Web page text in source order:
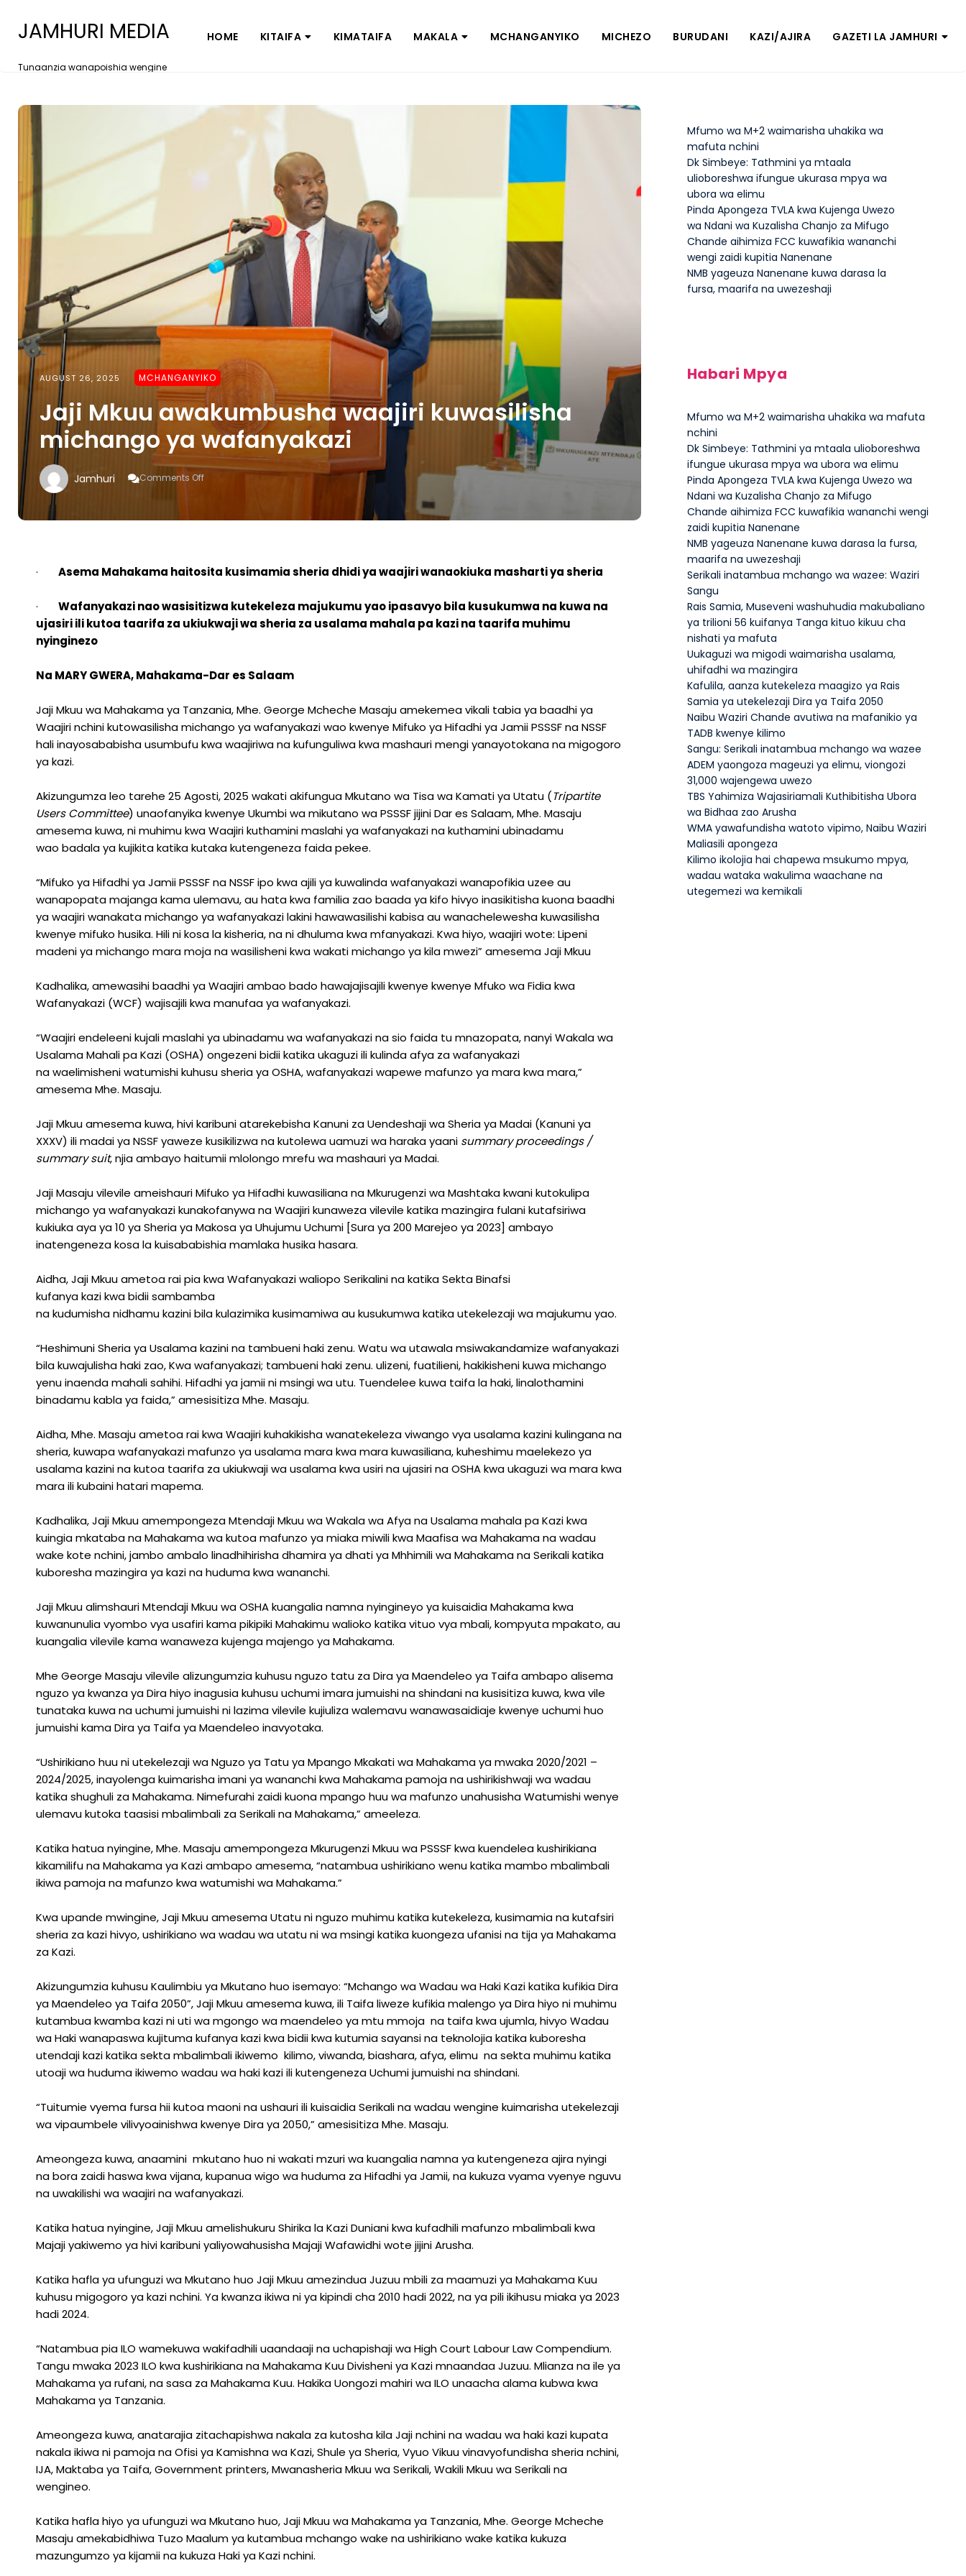
JAMHURI MEDIA
Tunaanzia wanapoishia wengine
HOME KITAIFA KIMATAIFA MAKALA MCHANGANYIKO MICHEZO BURUDANI KAZI/AJIRA GAZETI LA JAMHURI
AUGUST 26, 2025 MCHANGANYIKO
Jaji Mkuu awakumbusha waajiri kuwasilisha
michango ya wafanyakazi
Jamhuri Comments Off
On
Ya
Wafanyakazi
· Asema Mahakama haitosita kusimamia sheria dhidi ya waajiri wanaokiuka masharti ya sheria
· Wafanyakazi nao wasisitizwa kutekeleza majukumu yao ipasavyo bila kusukumwa na kuwa na
ujasiri ili kutoa taarifa za ukiukwaji wa sheria za usalama mahala pa kazi na taarifa muhimu
nyinginezo
Na MARY GWERA, Mahakama-Dar es Salaam
Jaji Mkuu wa Mahakama ya Tanzania, Mhe. George Mcheche Masaju amekemea vikali tabia ya baadhi ya
Waajiri nchini kutowasilisha michango ya wafanyakazi wao kwenye Mifuko ya Hifadhi ya Jamii PSSSF na NSSF
hali inayosababisha usumbufu kwa waajiriwa na kufunguliwa kwa mashauri mengi yanayotokana na migogoro
ya kazi.
Akizungumza leo tarehe 25 Agosti, 2025 wakati akifungua Mkutano wa Tisa wa Kamati ya Utatu (Tripartite
Users Committee) unaofanyika kwenye Ukumbi wa mikutano wa PSSSF jijini Dar es Salaam, Mhe. Masaju
amesema kuwa, ni muhimu kwa Waajiri kuthamini maslahi ya wafanyakazi na kuthamini ubinadamu
wao badala ya kujikita katika kutaka kutengeneza faida pekee.
“Mifuko ya Hifadhi ya Jamii PSSSF na NSSF ipo kwa ajili ya kuwalinda wafanyakazi wanapofikia uzee au
wanapopata majanga kama ulemavu, au hata kwa familia zao baada ya kifo hivyo inasikitisha kuona baadhi
ya waajiri wanakata michango ya wafanyakazi lakini hawawasilishi kabisa au wanachelewesha kuwasilisha
kwenye mifuko husika. Hili ni kosa la kisheria, na ni dhuluma kwa mfanyakazi. Kwa hiyo, waajiri wote: Lipeni
madeni ya michango mara moja na wasilisheni kwa wakati michango ya kila mwezi” amesema Jaji Mkuu
Kadhalika, amewasihi baadhi ya Waajiri ambao bado hawajajisajili kwenye kwenye Mfuko wa Fidia kwa
Wafanyakazi (WCF) wajisajili kwa manufaa ya wafanyakazi.
“Waajiri endeleeni kujali maslahi ya ubinadamu wa wafanyakazi na sio faida tu mnazopata, nanyi Wakala wa
Usalama Mahali pa Kazi (OSHA) ongezeni bidii katika ukaguzi ili kulinda afya za wafanyakazi
na waelimisheni watumishi kuhusu sheria ya OSHA, wafanyakazi wapewe mafunzo ya mara kwa mara,”
amesema Mhe. Masaju.
Jaji Mkuu amesema kuwa, hivi karibuni atarekebisha Kanuni za Uendeshaji wa Sheria ya Madai (Kanuni ya
XXXV) ili madai ya NSSF yaweze kusikilizwa na kutolewa uamuzi wa haraka yaani summary proceedings /
summary suit, njia ambayo haitumii mlolongo mrefu wa mashauri ya Madai.
Jaji Masaju vilevile ameishauri Mifuko ya Hifadhi kuwasiliana na Mkurugenzi wa Mashtaka kwani kutokulipa
michango ya wafanyakazi kunakofanywa na Waajiri kunaweza vilevile katika mazingira fulani kutafsiriwa
kukiuka aya ya 10 ya Sheria ya Makosa ya Uhujumu Uchumi [Sura ya 200 Marejeo ya 2023] ambayo
inatengeneza kosa la kuisababishia mamlaka husika hasara.
Aidha, Jaji Mkuu ametoa rai pia kwa Wafanyakazi waliopo Serikalini na katika Sekta Binafsi
kufanya kazi kwa bidii sambamba
na kudumisha nidhamu kazini bila kulazimika kusimamiwa au kusukumwa katika utekelezaji wa majukumu yao.
“Heshimuni Sheria ya Usalama kazini na tambueni haki zenu. Watu wa utawala msiwakandamize wafanyakazi
bila kuwajulisha haki zao, Kwa wafanyakazi; tambueni haki zenu. ulizeni, fuatilieni, hakikisheni kuwa michango
yenu inaenda mahali sahihi. Hifadhi ya jamii ni msingi wa utu. Tuendelee kuwa taifa la haki, linalothamini
binadamu kabla ya faida,” amesisitiza Mhe. Masaju.
Aidha, Mhe. Masaju ametoa rai kwa Waajiri kuhakikisha wanatekeleza viwango vya usalama kazini kulingana na
sheria, kuwapa wafanyakazi mafunzo ya usalama mara kwa mara kuwasiliana, kuheshimu maelekezo ya
usalama kazini na kutoa taarifa za ukiukwaji wa usalama kwa usiri na ujasiri na OSHA kwa ukaguzi wa mara kwa
mara ili kubaini hatari mapema.
Kadhalika, Jaji Mkuu amempongeza Mtendaji Mkuu wa Wakala wa Afya na Usalama mahala pa Kazi kwa
kuingia mkataba na Mahakama wa kutoa mafunzo ya miaka miwili kwa Maafisa wa Mahakama na wadau
wake kote nchini, jambo ambalo linadhihirisha dhamira ya dhati ya Mhhimili wa Mahakama na Serikali katika
kuboresha mazingira ya kazi na huduma kwa wananchi.
Jaji Mkuu alimshauri Mtendaji Mkuu wa OSHA kuangalia namna nyingineyo ya kuisaidia Mahakama kwa
kuwanunulia vyombo vya usafiri kama pikipiki Mahakimu walioko katika vituo vya mbali, kompyuta mpakato, au
kuangalia vilevile kama wanaweza kujenga majengo ya Mahakama.
Mhe George Masaju vilevile alizungumzia kuhusu nguzo tatu za Dira ya Maendeleo ya Taifa ambapo alisema
nguzo ya kwanza ya Dira hiyo inagusia kuhusu uchumi imara jumuishi na shindani na kusisitiza kuwa, kwa vile
tunataka kuwa na uchumi jumuishi ni lazima vilevile kujiuliza walemavu wanawasaidiaje kwenye uchumi huo
jumuishi kama Dira ya Taifa ya Maendeleo inavyotaka.
“Ushirikiano huu ni utekelezaji wa Nguzo ya Tatu ya Mpango Mkakati wa Mahakama ya mwaka 2020/2021 –
2024/2025, inayolenga kuimarisha imani ya wananchi kwa Mahakama pamoja na ushirikishwaji wa wadau
katika shughuli za Mahakama. Nimefurahi zaidi kuona mpango huu wa mafunzo unahusisha Watumishi wenye
ulemavu kutoka taasisi mbalimbali za Serikali na Mahakama,” ameeleza.
Katika hatua nyingine, Mhe. Masaju amempongeza Mkurugenzi Mkuu wa PSSSF kwa kuendelea kushirikiana
kikamilifu na Mahakama ya Kazi ambapo amesema, “natambua ushirikiano wenu katika mambo mbalimbali
ikiwa pamoja na mafunzo kwa watumishi wa Mahakama.”
Kwa upande mwingine, Jaji Mkuu amesema Utatu ni nguzo muhimu katika kutekeleza, kusimamia na kutafsiri
sheria za kazi hivyo, ushirikiano wa wadau wa utatu ni wa msingi katika kuongeza ufanisi na tija ya Mahakama
za Kazi.
Akizungumzia kuhusu Kaulimbiu ya Mkutano huo isemayo: “Mchango wa Wadau wa Haki Kazi katika kufikia Dira
ya Maendeleo ya Taifa 2050”, Jaji Mkuu amesema kuwa, ili Taifa liweze kufikia malengo ya Dira hiyo ni muhimu
kutambua kwamba kazi ni uti wa mgongo wa maendeleo ya mtu mmoja na taifa kwa ujumla, hivyo Wadau
wa Haki wanapaswa kujituma kufanya kazi kwa bidii kwa kutumia sayansi na teknolojia katika kuboresha
utendaji kazi katika sekta mbalimbali ikiwemo kilimo, viwanda, biashara, afya, elimu na sekta muhimu katika
utoaji wa huduma ikiwemo wadau wa haki kazi ili kutengeneza Uchumi jumuishi na shindani.
“Tuitumie vyema fursa hii kutoa maoni na ushauri ili kuisaidia Serikali na wadau wengine kuimarisha utekelezaji
wa vipaumbele vilivyoainishwa kwenye Dira ya 2050,” amesisitiza Mhe. Masaju.
Ameongeza kuwa, anaamini mkutano huo ni wakati mzuri wa kuangalia namna ya kutengeneza ajira nyingi
na bora zaidi haswa kwa vijana, kupanua wigo wa huduma za Hifadhi ya Jamii, na kukuza vyama vyenye nguvu
na uwakilishi wa waajiri na wafanyakazi.
Katika hatua nyingine, Jaji Mkuu amelishukuru Shirika la Kazi Duniani kwa kufadhili mafunzo mbalimbali kwa
Majaji yakiwemo ya hivi karibuni yaliyowahusisha Majaji Wafawidhi wote jijini Arusha.
Katika hafla ya ufunguzi wa Mkutano huo Jaji Mkuu amezindua Juzuu mbili za maamuzi ya Mahakama Kuu
kuhusu migogoro ya kazi nchini. Ya kwanza ikiwa ni ya kipindi cha 2010 hadi 2022, na ya pili ikihusu miaka ya 2023
hadi 2024.
“Natambua pia ILO wamekuwa wakifadhili uaandaaji na uchapishaji wa High Court Labour Law Compendium.
Tangu mwaka 2023 ILO kwa kushirikiana na Mahakama Kuu Divisheni ya Kazi mnaandaa Juzuu. Mlianza na ile ya
Mahakama ya rufani, na sasa za Mahakama Kuu. Hakika Uongozi mahiri wa ILO unaacha alama kubwa kwa
Mahakama ya Tanzania.
Ameongeza kuwa, anatarajia zitachapishwa nakala za kutosha kila Jaji nchini na wadau wa haki kazi kupata
nakala ikiwa ni pamoja na Ofisi ya Kamishna wa Kazi, Shule ya Sheria, Vyuo Vikuu vinavyofundisha sheria nchini,
IJA, Maktaba ya Taifa, Government printers, Mwanasheria Mkuu wa Serikali, Wakili Mkuu wa Serikali na
wengineo.
Katika hafla hiyo ya ufunguzi wa Mkutano huo, Jaji Mkuu wa Mahakama ya Tanzania, Mhe. George Mcheche
Masaju amekabidhiwa Tuzo Maalum ya kutambua mchango wake na ushirikiano wake katika kukuza
mazungumzo ya kijamii na kukuza Haki ya Kazi nchini.
Mfumo wa M+2 waimarisha uhakika wa
mafuta nchini
Dk Simbeye: Tathmini ya mtaala
ulioboreshwa ifungue ukurasa mpya wa
ubora wa elimu
Pinda Apongeza TVLA kwa Kujenga Uwezo
wa Ndani wa Kuzalisha Chanjo za Mifugo
Chande aihimiza FCC kuwafikia wananchi
wengi zaidi kupitia Nanenane
NMB yageuza Nanenane kuwa darasa la
fursa, maarifa na uwezeshaji
Habari Mpya
Mfumo wa M+2 waimarisha uhakika wa mafuta
nchini
Dk Simbeye: Tathmini ya mtaala ulioboreshwa
ifungue ukurasa mpya wa ubora wa elimu
Pinda Apongeza TVLA kwa Kujenga Uwezo wa
Ndani wa Kuzalisha Chanjo za Mifugo
Chande aihimiza FCC kuwafikia wananchi wengi
zaidi kupitia Nanenane
NMB yageuza Nanenane kuwa darasa la fursa,
maarifa na uwezeshaji
Serikali inatambua mchango wa wazee: Waziri
Sangu
Rais Samia, Museveni washuhudia makubaliano
ya trilioni 56 kuifanya Tanga kituo kikuu cha
nishati ya mafuta
Uukaguzi wa migodi waimarisha usalama,
uhifadhi wa mazingira
Kafulila, aanza kutekeleza maagizo ya Rais
Samia ya utekelezaji Dira ya Taifa 2050
Naibu Waziri Chande avutiwa na mafanikio ya
TADB kwenye kilimo
Sangu: Serikali inatambua mchango wa wazee
ADEM yaongoza mageuzi ya elimu, viongozi
31,000 wajengewa uwezo
TBS Yahimiza Wajasiriamali Kuthibitisha Ubora
wa Bidhaa zao Arusha
WMA yawafundisha watoto vipimo, Naibu Waziri
Maliasili apongeza
Kilimo ikolojia hai chapewa msukumo mpya,
wadau wataka wakulima waachane na
utegemezi wa kemikali